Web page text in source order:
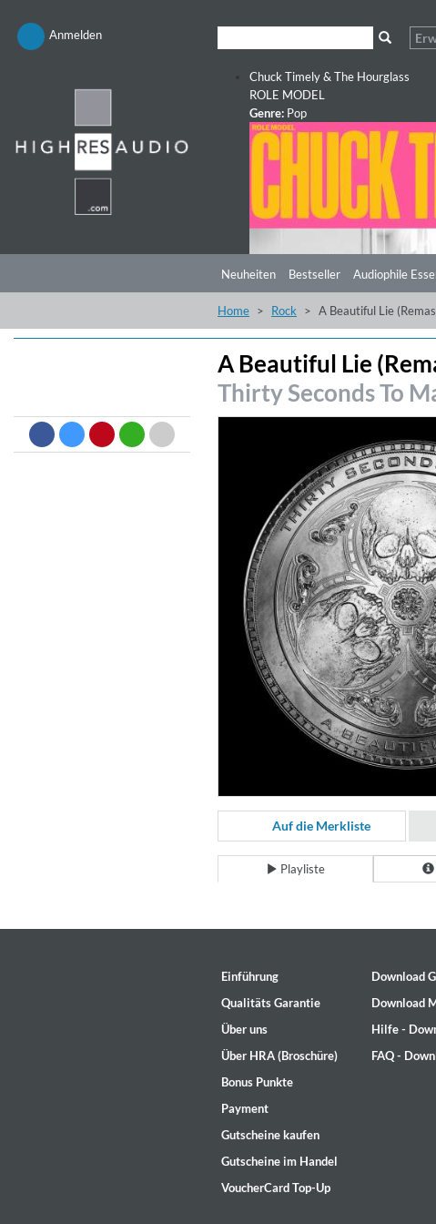
Anmelden
Chuck Timely & The Hourglass
ROLE MODEL
Genre: Pop
Thomas Lemmer
Electronic
For All Your Flowers
Skuli Sverrisson & Bill Frisell
Genre:Jazz
Haydn: String Quartets, Vol. 22
Neuheiten Bestseller Audiophile
Home Rock A Beautiful Lie
A Beautiful Lie
Thirty Seconds To
Auf die Merkliste
Playliste
Einführung
Qualitäts Garantie
Über uns
Über HRA (Broschüre)
Bonus Punkte
Payment
Gutscheine kaufen
Gutscheine im Handel
VoucherCard Top-Up
Download
Download
Hilfe -
FAQ -